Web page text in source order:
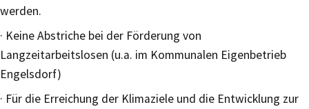
werden.
· Keine Abstriche bei der Förderung von
Langzeitarbeitslosen (u.a. im Kommunalen Eigenbetrieb
Engelsdorf)
· Für die Erreichung der Klimaziele und die Entwicklung zur